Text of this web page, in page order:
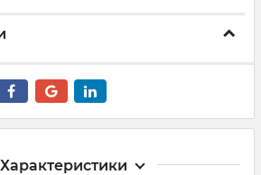
Характеристики